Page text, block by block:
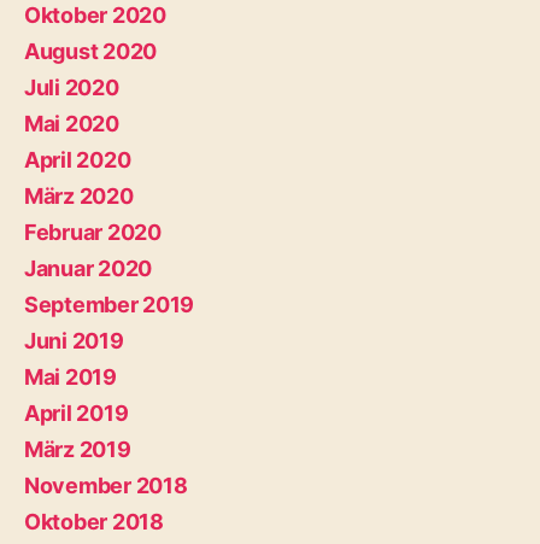
Oktober 2020
August 2020
Juli 2020
Mai 2020
April 2020
März 2020
Februar 2020
Januar 2020
September 2019
Juni 2019
Mai 2019
April 2019
März 2019
November 2018
Oktober 2018